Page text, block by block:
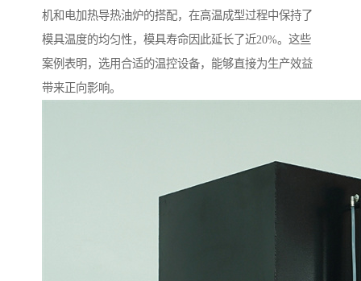
机和电加热导热油炉的搭配，在高温成型过程中保持了
模具温度的均匀性，模具寿命因此延长了近20%。这些
案例表明，选用合适的温控设备，能够直接为生产效益
带来正向影响。